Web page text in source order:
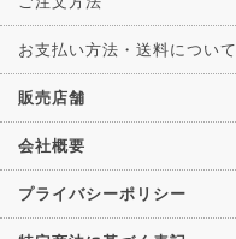
お支払い方法・送料について
販売店舗
会社概要
プライバシーポリシー